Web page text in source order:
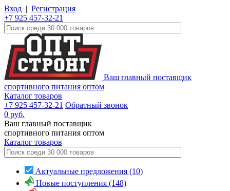
Вход | Регистрация
+7 925 457-32-21
Ваш главный поставщик
спортивного питания оптом
Каталог товаров
+7 925 457-32-21 Обратный звонок
0 руб.
Ваш главный поставщик
спортивного питания оптом
Каталог товаров
Актуальные предложения (10)
Новые поступления (148)